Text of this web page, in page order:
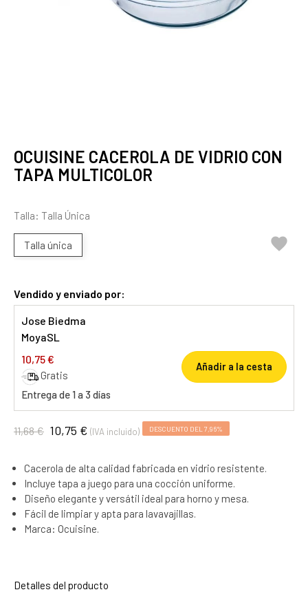
OCUISINE CACEROLA DE VIDRIO CON
TAPA MULTICOLOR
Talla: Talla Única
Talla única 
Vendido y enviado por:
Jose Biedma
MoyaSL
10,75 €
Gratis
Entrega de 1 a 3 días
Añadir a la cesta
11,68 € 10,75 € (IVA incluido) DESCUENTO DEL 7,96%
Cacerola de alta calidad fabricada en vidrio resistente.
Incluye tapa a juego para una cocción uniforme.
Diseño elegante y versátil ideal para horno y mesa.
Fácil de limpiar y apta para lavavajillas.
Marca: Ocuisine.
Detalles del producto